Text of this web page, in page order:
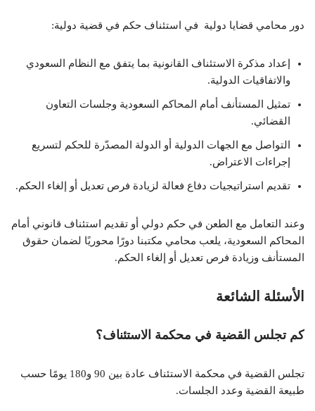
دور محامي قضايا دولية في استئناف حكم في قضية دولية:
إعداد مذكرة الاستئناف القانونية بما يتفق مع النظام السعودي
والاتفاقيات الدولية.
تمثيل المستأنف أمام المحاكم السعودية وجلسات التعاون
القضائي.
التواصل مع الجهات الدولية أو الدولة المصدّرة للحكم لتسريع
إجراءات الاعتراض.
تقديم استراتيجيات دفاع فعالة لزيادة فرص تعديل أو إلغاء الحكم.
وعند التعامل مع الطعن في حكم دولي أو تقديم استئناف قانوني أمام
المحاكم السعودية، يلعب محامي مكتبنا دورًا محوريًا لضمان حقوق
المستأنف وزيادة فرص تعديل أو إلغاء الحكم.
الأسئلة الشائعة
كم تجلس القضية في محكمة الاستئناف؟
تجلس القضية في محكمة الاستئناف عادة بين 90 و180 يومًا حسب
طبيعة القضية وعدد الجلسات.